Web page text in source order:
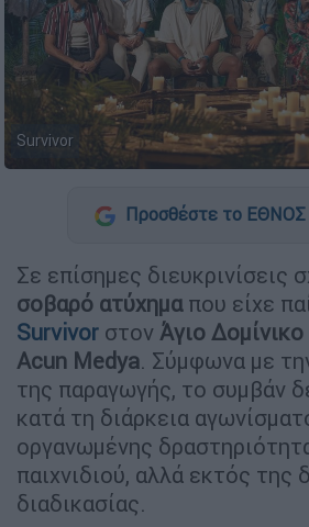
Survivor
Προσθέστε το ΕΘΝΟΣ
Σε επίσημες διευκρινίσεις
σοβαρό ατύχημαπου είχε
Survivor στον Άγιο Δομίνικο
Acun Medya. Σύμφωνα με
της παραγωγής, το συμβάν
κατά τη διάρκεια
οργανωμένης
παιχνιδιού, αλλά εκτός της
διαδικασίας.